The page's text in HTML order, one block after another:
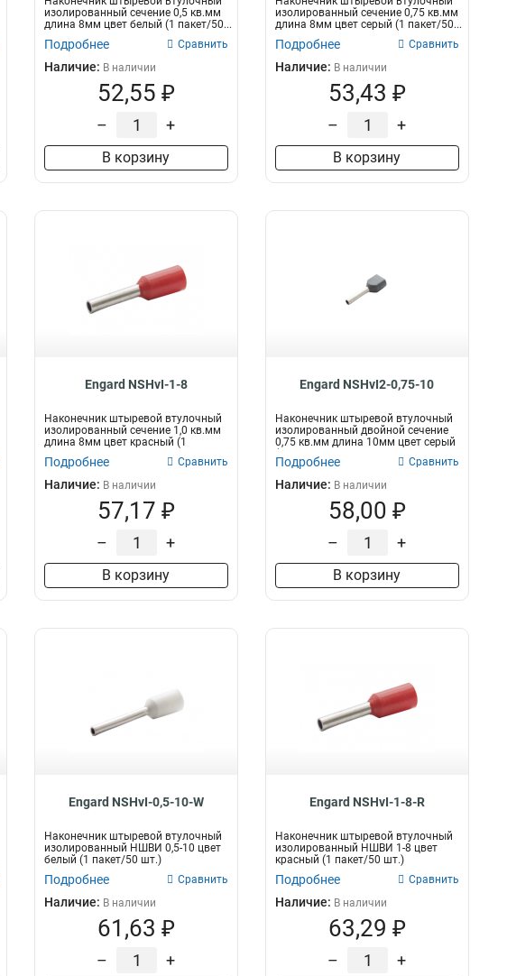
изолированный сечение 0,5 кв.мм
длина 8мм цвет белый (1 пакет/50...
Подробнее Сравнить
Наличие: В наличии
52,55 ₽
– +
В корзину
изолированный сечение 0,75 кв.мм
длина 8мм цвет серый (1 пакет/50...
Подробнее Сравнить
Наличие: В наличии
53,43 ₽
– +
В корзину
Engard NSHvI-1-8
Наконечник штыревой втулочный
изолированный сечение 1,0 кв.мм
длина 8мм цвет красный (1
пакет/5...
Подробнее Сравнить
Наличие: В наличии
57,17 ₽
– +
В корзину
Engard NSHvI2-0,75-10
Наконечник штыревой втулочный
изолированный двойной сечение
0,75 кв.мм длина 10мм цвет серый
Подробнее Сравнить
Наличие: В наличии
58,00 ₽
– +
В корзину
Engard NSHvI-0,5-10-W
Наконечник штыревой втулочный
изолированный НШВИ 0,5-10 цвет
белый (1 пакет/50 шт.)
Подробнее Сравнить
Наличие: В наличии
61,63 ₽
– +
Engard NSHvI-1-8-R
Наконечник штыревой втулочный
изолированный НШВИ 1-8 цвет
красный (1 пакет/50 шт.)
Подробнее Сравнить
Наличие: В наличии
63,29 ₽
– +